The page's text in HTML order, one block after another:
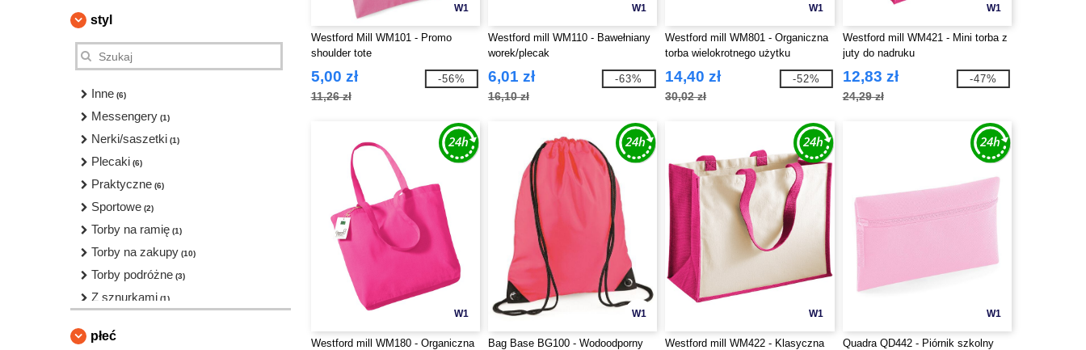
styl
Inne (6)
Messengery (1)
Nerki/saszetki (1)
Plecaki (6)
Praktyczne (6)
Sportowe (2)
Torby na ramię (1)
Torby na zakupy (10)
Torby podróżne (3)
Z sznurkami (1)
płeć
W1
Westford Mill WM101 - Promo
shoulder tote
5,00 zł
11,26 zł
-56%
W1
Westford mill WM110 - Bawełniany
worek/plecak
6,01 zł
16,10 zł
-63%
W1
Westford mill WM801 - Organiczna
torba wielokrotnego użytku
14,40 zł
30,02 zł
-52%
W1
Westford mill WM421 - Mini torba z
juty do nadruku
12,83 zł
24,29 zł
-47%
W1
Westford mill WM180 - Organiczna
W1
Bag Base BG100 - Wodoodporny
W1
Westford mill WM422 - Klasyczna
W1
Quadra QD442 - Piórnik szkolny